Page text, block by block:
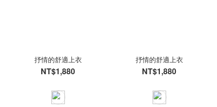
抒情的舒適上衣
NT$1,880
抒情的舒適上衣
NT$1,880